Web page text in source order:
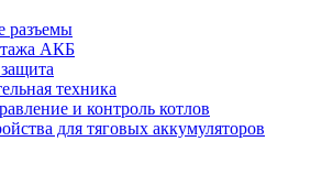
разъемы
АКБ
техника
и контроль котлов
для тяговых аккумуляторов